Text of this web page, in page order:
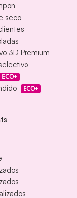
seco
3D Premium
ECO+
ECO+